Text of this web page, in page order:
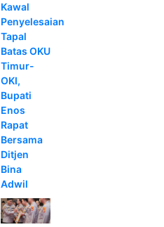
Kawal
Penyelesaian
Tapal
Batas OKU
Timur-
OKI,
Bupati
Enos
Rapat
Bersama
Ditjen
Bina
Adwil